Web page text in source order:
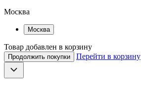
Москва
Москва
Товар добавлен в корзину
Продолжить покупки Перейти в корзину